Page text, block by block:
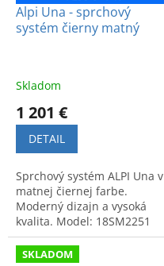
Alpi Una - sprchový
systém čierny matný
Skladom
1 201 €
DETAIL
Sprchový systém ALPI Una v
matnej čiernej farbe.
Moderný dizajn a vysoká
kvalita. Model: 18SM2251
NE.
SKLADOM